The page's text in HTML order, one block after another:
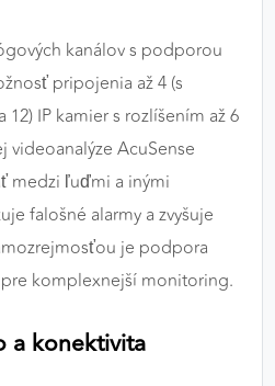
kanálov s podporou
pripojenia až 4 (s
IP kamier s rozlíšením až 6
videoanalýze AcuSense
medzi ľuďmi a inými
falošné alarmy a zvyšuje
je podpora
komplexnejší monitoring.
a konektivita